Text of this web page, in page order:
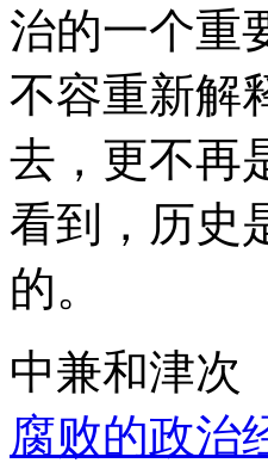
治的一个重
不容重新解
去，更不再
看到，历史
的。
中兼和津次
腐败的政治